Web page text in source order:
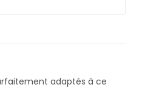
adaptés à ce